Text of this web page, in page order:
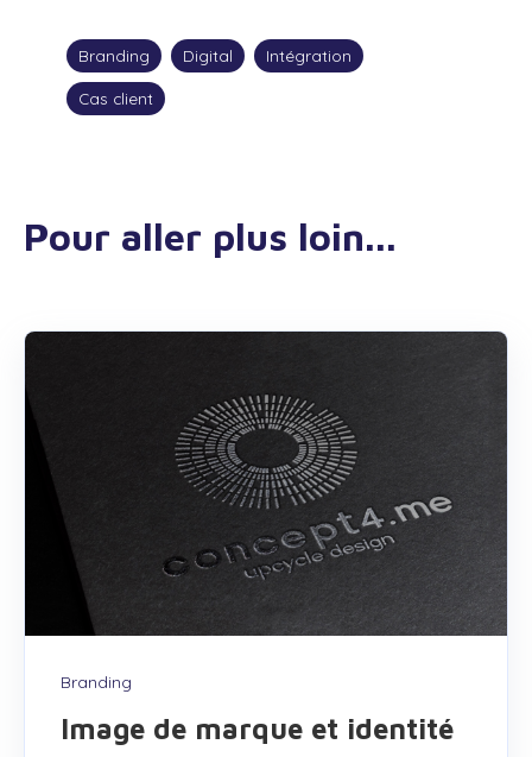
Branding Digital Intégration
Cas client
Pour aller plus loin...
Branding
Image de marque et identité